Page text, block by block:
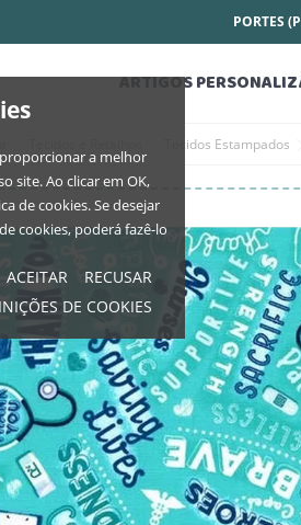
a melhor
site. Ao clicar em OK,
de cookies. Se desejar
cookies, poderá fazê-lo
ACEITAR
RECUSAR
DE COOKIES
PORTES
ARTIGOS
Tecidos Estampados